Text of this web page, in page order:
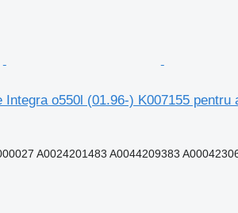
o550l (01.96-) K007155
A0024201483 A0044209383